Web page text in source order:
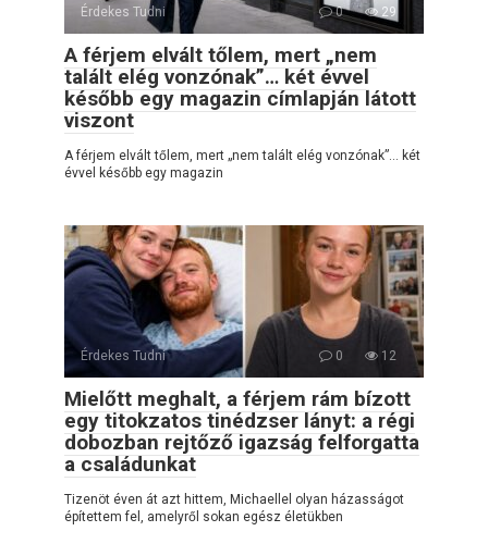
Érdekes Tudni 0 29
A férjem elvált tőlem, mert „nem
talált elég vonzónak”… két évvel
később egy magazin címlapján látott
viszont
A férjem elvált tőlem, mert „nem talált elég vonzónak”… két
évvel később egy magazin
Érdekes Tudni 0 12
Mielőtt meghalt, a férjem rám bízott
egy titokzatos tinédzser lányt: a régi
dobozban rejtőző igazság felforgatta
a családunkat
Tizenöt éven át azt hittem, Michaellel olyan házasságot
építettem fel, amelyről sokan egész életükben